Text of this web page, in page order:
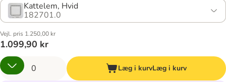
Kattelem, Hvid
182701.0
Vejl. pris 1.250,00 kr
1.099,90 kr
Læg i kurvLæg i kurv